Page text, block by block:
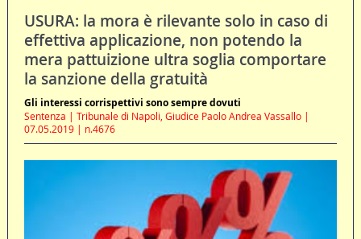
USURA: la mora è rilevante solo in caso di
effettiva applicazione, non potendo la
mera pattuizione ultra soglia comportare
la sanzione della gratuità
Gli interessi corrispettivi sono sempre dovuti
Sentenza | Tribunale di Napoli, Giudice Paolo Andrea Vassallo |
07.05.2019 | n.4676